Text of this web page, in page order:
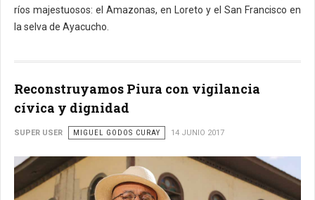
ríos majestuosos: el Amazonas, en Loreto y el San Francisco en
la selva de Ayacucho.
Reconstruyamos Piura con vigilancia
cívica y dignidad
SUPER USER MIGUEL GODOS CURAY 14 JUNIO 2017